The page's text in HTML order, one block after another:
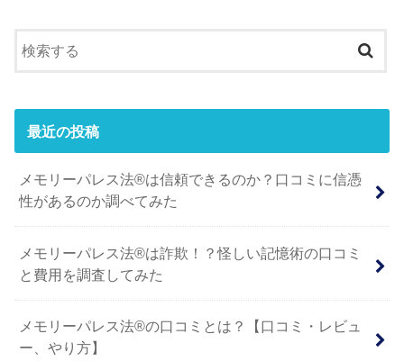
最近の投稿
メモリーパレス法®︎は信頼できるのか？口コミに信憑
性があるのか調べてみた
メモリーパレス法®︎は詐欺！？怪しい記憶術の口コミ
と費用を調査してみた
メモリーパレス法®︎の口コミとは？【口コミ・レビュ
ー、やり方】